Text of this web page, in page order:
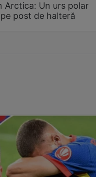
Arctica: Un urs polar
post de halteră